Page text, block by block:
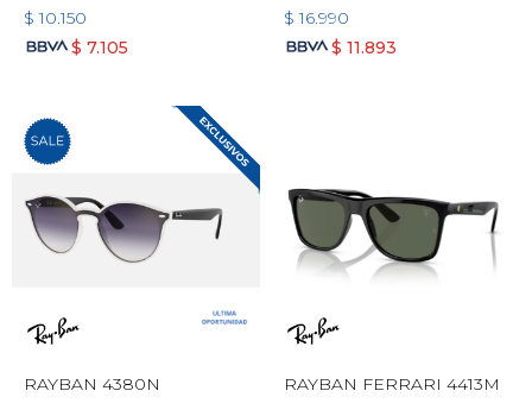
$ 10.150
$ 7.105
POLARIZADO
$ 16.990
$ 11.893
RAYBAN 4380N RAYBAN FERRARI 4413M